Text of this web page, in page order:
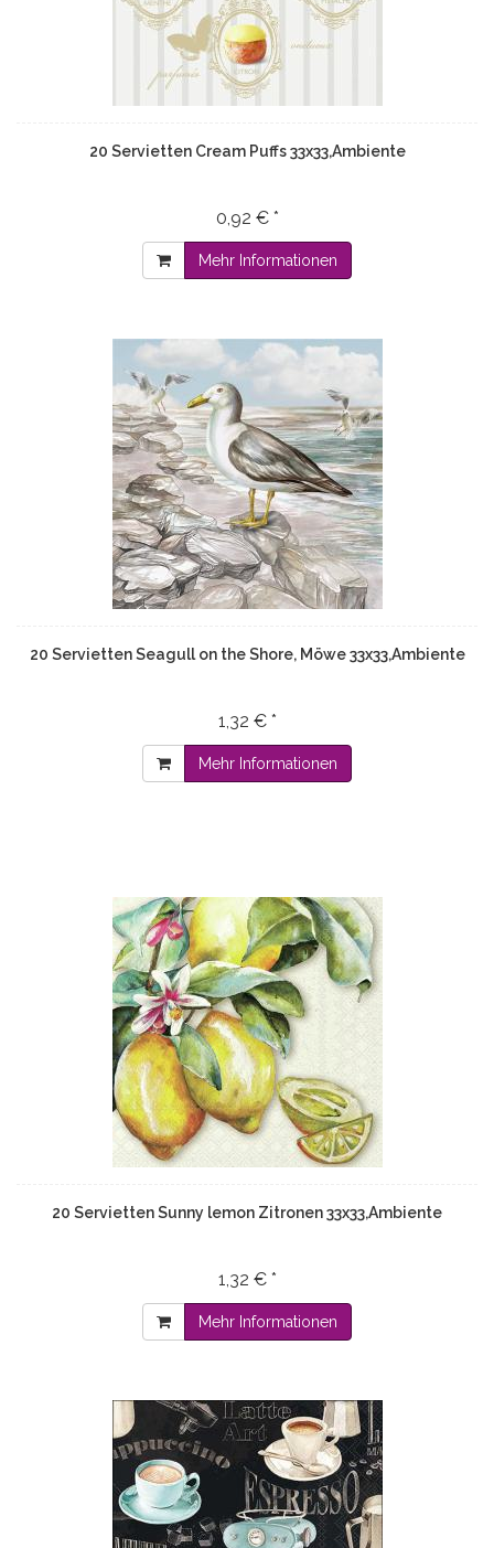
20 Servietten Cream Puffs 33x33,Ambiente
0,92 € *
Mehr Informationen
20 Servietten Seagull on the Shore, Möwe 33x33,Ambiente
1,32 € *
Mehr Informationen
20 Servietten Sunny lemon Zitronen 33x33,Ambiente
1,32 € *
Mehr Informationen